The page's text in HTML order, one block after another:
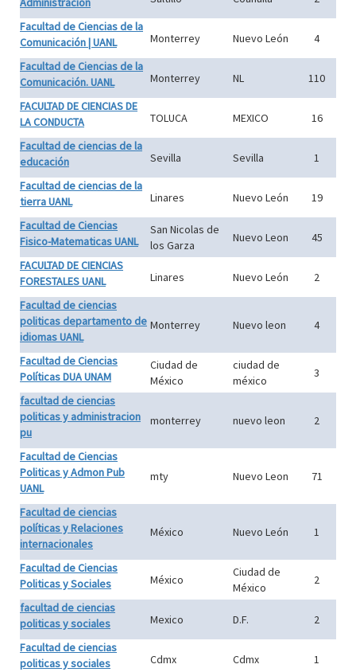
Facultad de Ciencias de la
Comunicación | UANL
Monterrey Nuevo León
4
Facultad de Ciencias de la
Comunicación. UANL
Monterrey NL
110
FACULTAD DE CIENCIAS DE
LA CONDUCTA
TOLUCA MEXICO
16
Facultad de ciencias de la
educación
Sevilla Sevilla
1
Facultad de ciencias de la
tierra UANL
Linares Nuevo León
19
Facultad de Ciencias
Fisico-Matematicas UANL
San Nicolas de
los Garza
Nuevo Leon
45
FACULTAD DE CIENCIAS
FORESTALES UANL
Linares Nuevo León
2
Facultad de ciencias
politicas departamento de
idiomas UANL
Monterrey Nuevo leon 4
Facultad de Ciencias
Políticas DUA UNAM
Ciudad de
México
ciudad de
méxico
3
facultad de ciencias
politicas y administracion
pu
monterrey nuevo leon 2
Facultad de Ciencias
Politicas y Admon Pub
UANL
mty Nuevo Leon 71
Facultad de ciencias
políticas y Relaciones
internacionales
México Nuevo León 1
Facultad de Ciencias
Politicas y Sociales
México
Ciudad de
México
2
facultad de ciencias
politicas y sociales
Mexico D.F.
2
Facultad de ciencias
politicas y sociales
Cdmx Cdmx
1